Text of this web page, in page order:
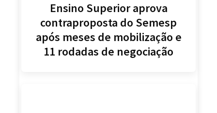
Ensino Superior aprova
contraproposta do Semesp
após meses de mobilização e
11 rodadas de negociação